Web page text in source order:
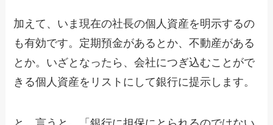
加えて、いま現在の社長の個人資産を明示するの
も有効です。定期預金があるとか、不動産がある
とか。いざとなったら、会社につぎ込むことがで
きる個人資産をリストにして銀行に提示します。